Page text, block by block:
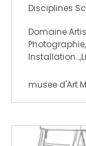
Disciplines
Domaine
musee d'Art